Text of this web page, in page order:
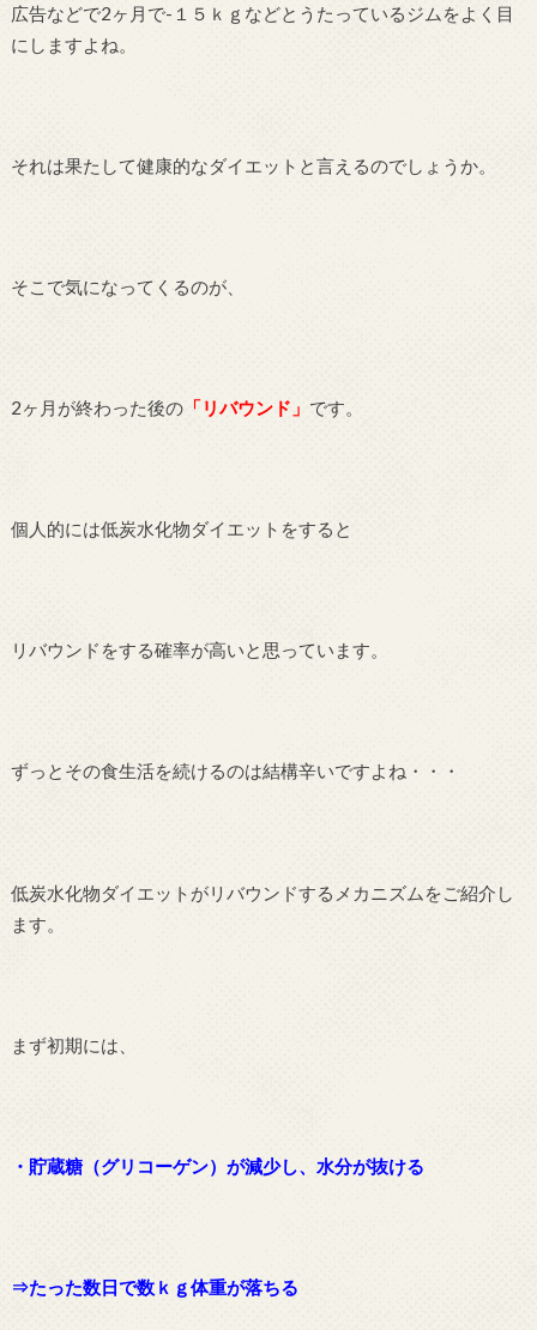
広告などで2ヶ月で-１５ｋｇなどとうたっているジムをよく目
にしますよね。
それは果たして健康的なダイエットと言えるのでしょうか。
そこで気になってくるのが、
2ヶ月が終わった後の「リバウンド」 です。
個人的には低炭水化物ダイエットをすると
リバウンドをする確率が高いと思っています。
ずっとその食生活を続けるのは結構辛いですよね・・・
低炭水化物ダイエットがリバウンドするメカニズムをご紹介し
ます。
まず初期には、
・貯蔵糖（グリコーゲン）が減少し、水分が抜ける
⇒たった数日で数ｋｇ体重が落ちる